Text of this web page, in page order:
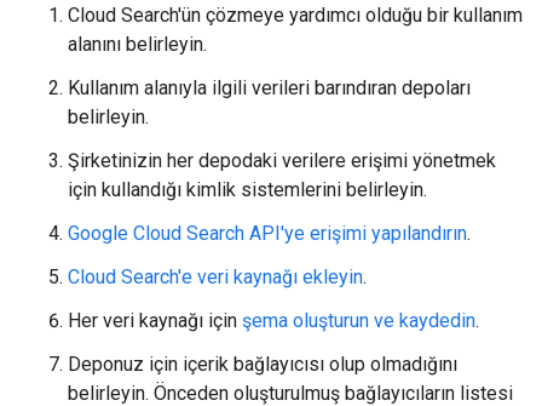
Cloud Search'ün çözmeye yardımcı olduğu bir kullanım
alanını belirleyin.
Kullanım alanıyla ilgili verileri barındıran depoları
belirleyin.
Şirketinizin her depodaki verilere erişimi yönetmek
için kullandığı kimlik sistemlerini belirleyin.
Google Cloud Search API'ye erişimi yapılandırın.
Cloud Search'e veri kaynağı ekleyin.
Her veri kaynağı için şema oluşturun ve kaydedin.
Deponuz için içerik bağlayıcısı olup olmadığını
belirleyin. Önceden oluşturulmuş bağlayıcıların listesi